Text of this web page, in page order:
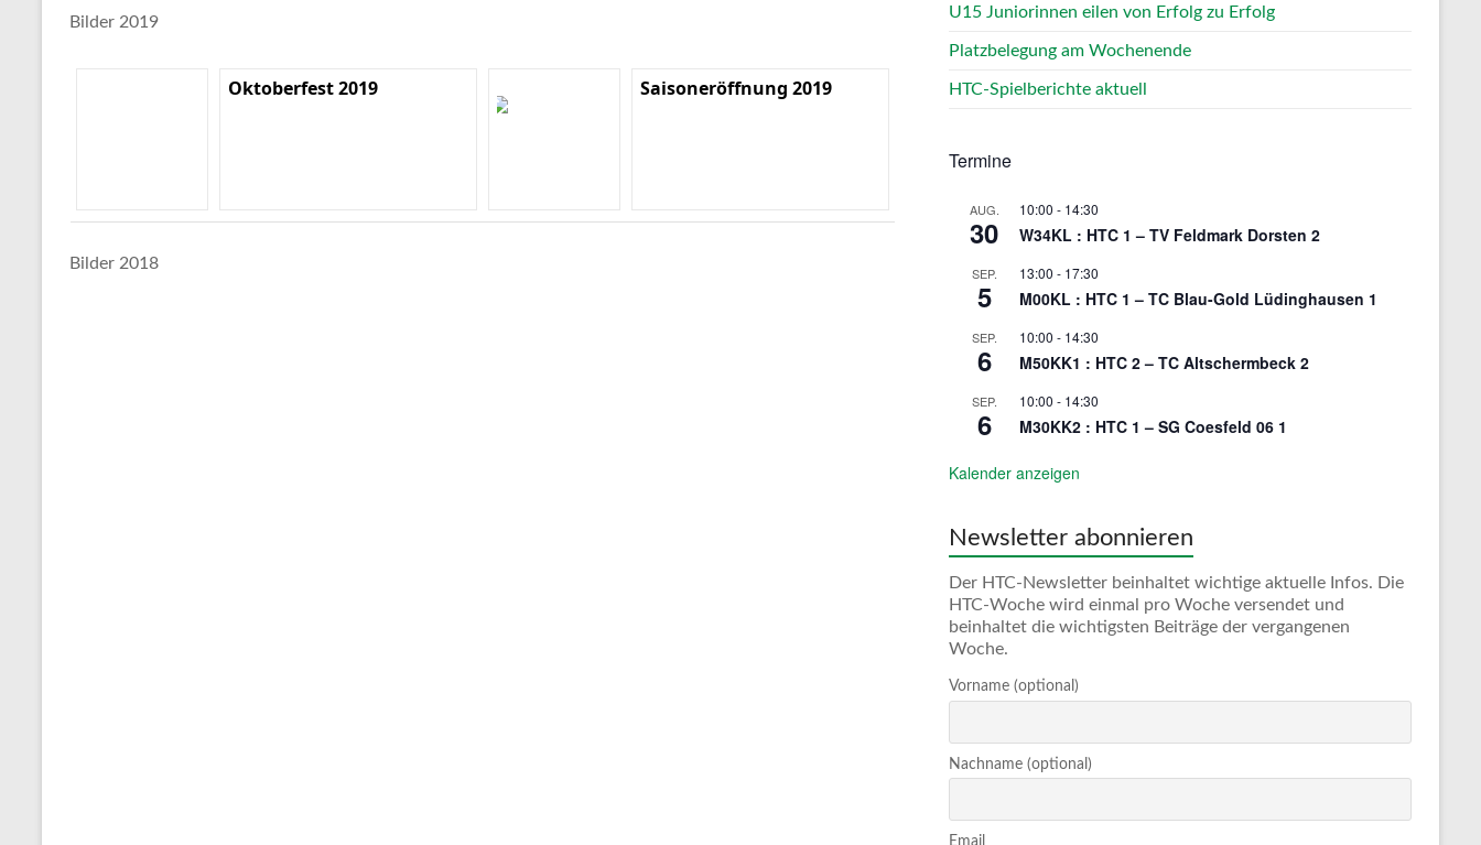
Bilder 2019
Oktoberfest 2019 Saisoneröffnung 2019
Bilder 2018
U15 Juniorinnen eilen von Erfolg zu Erfolg
Platzbelegung am Wochenende
HTC-Spielberichte aktuell
Termine
AUG.
30
10:00 - 14:30
W34KL : HTC 1 – TV Feldmark Dorsten 2
SEP.
5
13:00 - 17:30
M00KL : HTC 1 – TC Blau-Gold Lüdinghausen 1
SEP.
6
10:00 - 14:30
M50KK1 : HTC 2 – TC Altschermbeck 2
SEP.
6
10:00 - 14:30
M30KK2 : HTC 1 – SG Coesfeld 06 1
Kalender anzeigen
Newsletter abonnieren
Der HTC-Newsletter beinhaltet wichtige aktuelle Infos. Die
HTC-Woche wird einmal pro Woche versendet und
beinhaltet die wichtigsten Beiträge der vergangenen
Woche.
Vorname (optional)
Nachname (optional)